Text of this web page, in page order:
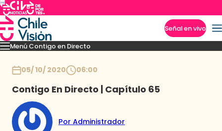
Señal en vivo
Menú Contigo en Directo
Momentos Novedades
05/ 10/ 2020 06:00
Contigo En Directo | Capítulo 65
Por Administrador
Imperdibles